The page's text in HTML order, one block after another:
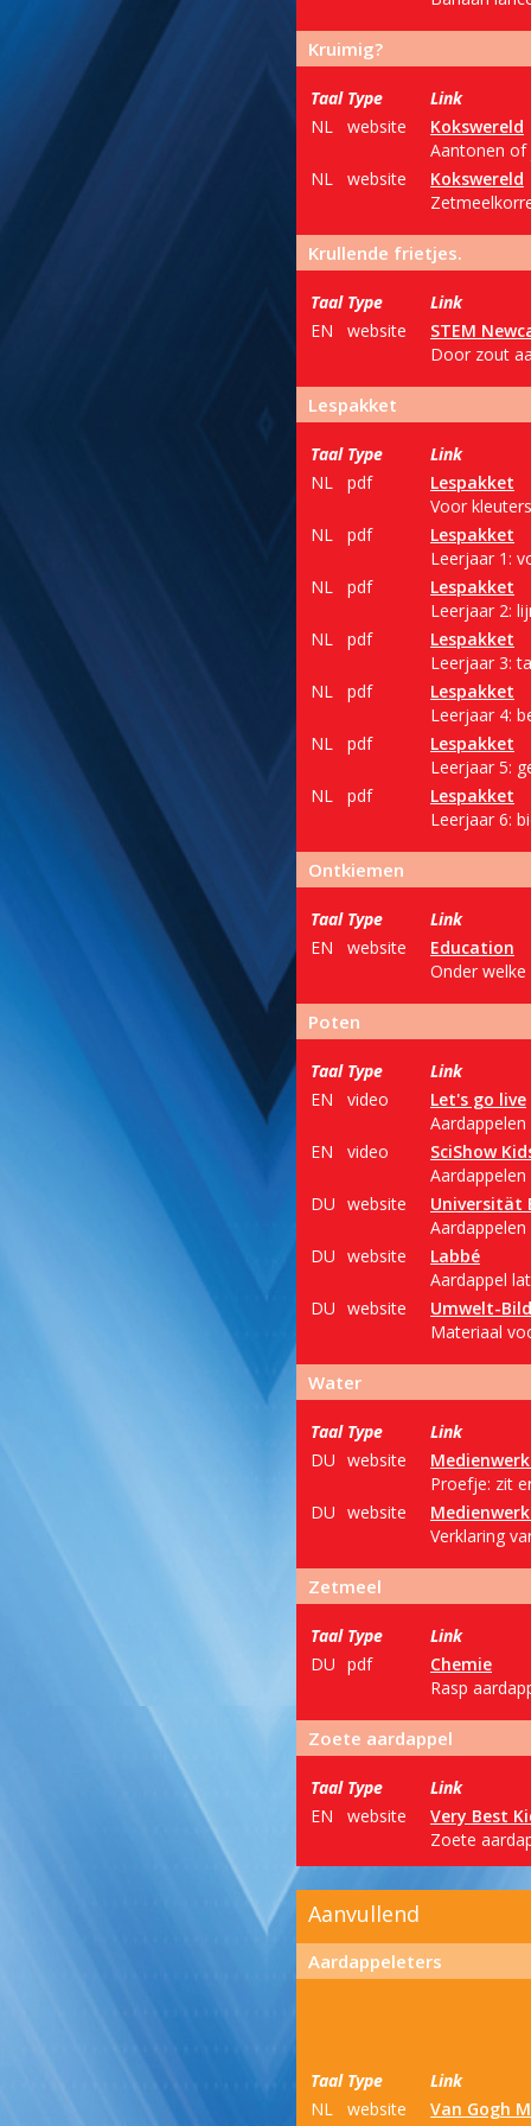
Kruimig?
Taal Type
Link
NL
website
Kokswereld
Aantonen of
NL
website
Kokswereld
Krullende frietjes.
Taal Type
Link
EN
website
STEM
Door zout
Lespakket
Taal Type
Link
NL
pdf
Lespakket
Voor
NL
pdf
Lespakket
Leerjaar 1:
NL
pdf
Lespakket
Leerjaar 2:
NL
pdf
Lespakket
Leerjaar 3:
NL
pdf
Lespakket
Leerjaar 4:
NL
pdf
Lespakket
Leerjaar 5:
NL
pdf
Lespakket
Leerjaar 6:
Ontkiemen
Taal Type
Link
EN
website
Education
Onder
Poten
Taal Type
Link
EN
video
Let's go live
EN
video
SciShow
DU website
Universität
DU website
Labbé
Aardappel
DU website
Umwelt-
Materiaal
Water
Taal Type
Link
DU website
Proefje: zit
DU website
Verklaring
Zetmeel
Taal Type
Link
DU pdf
Chemie
Rasp
Zoete aardappel
Taal Type
Link
EN
website
Very Best
Zoete
Aanvullend
Aardappeleters
Taal Type
Link
NL
website
Van Gogh